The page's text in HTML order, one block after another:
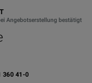
Angebotserstellung bestätigt
360 41-0